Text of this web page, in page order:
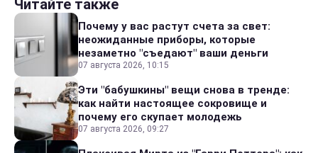
Читайте также
Почему у вас растут счета за свет:
неожиданные приборы, которые
незаметно "съедают" ваши деньги
07 августа 2026, 10:15
Эти "бабушкины" вещи снова в тренде:
как найти настоящее сокровище и
почему его скупает молодежь
07 августа 2026, 09:27